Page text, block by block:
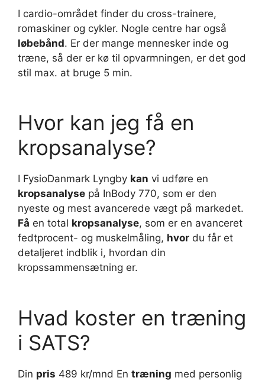
I cardio-området finder du cross-trainere,
romaskiner og cykler. Nogle centre har også
løbebånd. Er der mange mennesker inde og
træne, så der er kø til opvarmningen, er det god
stil max. at bruge 5 min.
Hvor kan jeg få en
kropsanalyse?
I FysioDanmark Lyngby kan vi udføre en
kropsanalyse på InBody 770, som er den
nyeste og mest avancerede vægt på markedet.
Få en total kropsanalyse, som er en avanceret
fedtprocent- og muskelmåling, hvor du får et
detaljeret indblik i, hvordan din
kropssammensætning er.
Hvad koster en træning
i SATS?
Din pris 489 kr/mnd En træning med personlig